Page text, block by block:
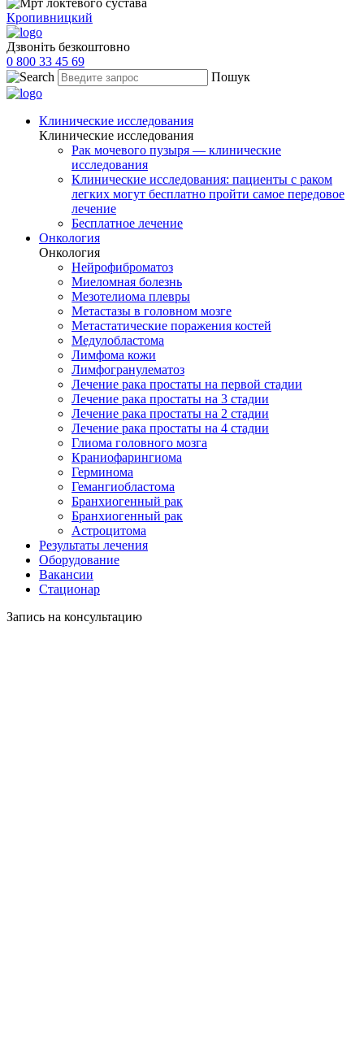
Кропивницкий
Дзвоніть безкоштовно
0 800 33 45 69
Пошук
Клинические исследования
Клинические исследования
Рак мочевого пузыря — клинические
исследования
Клинические исследования: пациенты с раком
легких могут бесплатно пройти самое передовое
лечение
Бесплатное лечение
Онкология
Онкология
Нейрофиброматоз
Миеломная болезнь
Мезотелиома плевры
Метастазы в головном мозге
Метастатические поражения костей
Медулобластома
Лимфома кожи
Лимфогранулематоз
Лечение рака простаты на первой стадии
Лечение рака простаты на 3 стадии
Лечение рака простаты на 2 стадии
Лечение рака простаты на 4 стадии
Глиома головного мозга
Краниофарингиома
Герминома
Гемангиобластома
Бранхиогенный рак
Бранхиогенный рак
Астроцитома
Результаты лечения
Оборудование
Вакансии
Стационар
Запись на консультацию